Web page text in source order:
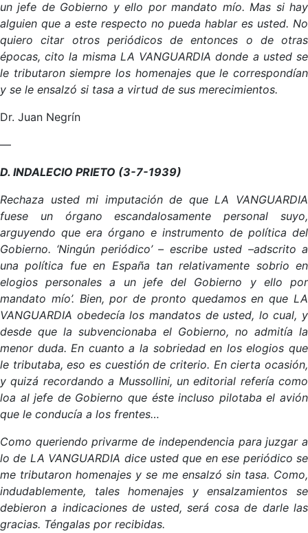
un jefe de Gobierno y ello por mandato mío. Mas si hay
alguien que a este respecto no pueda hablar es usted. No
quiero citar otros periódicos de entonces o de otras
épocas, cito la misma LA VANGUARDIA donde a usted se
le tributaron siempre los homenajes que le correspondían
y se le ensalzó si tasa a virtud de sus merecimientos.
Dr. Juan Negrín
—
D. INDALECIO PRIETO (3-7-1939)
Rechaza usted mi imputación de que LA VANGUARDIA
fuese un órgano escandalosamente personal suyo,
arguyendo que era órgano e instrumento de política del
Gobierno. ‘Ningún periódico’ – escribe usted –adscrito a
una política fue en España tan relativamente sobrio en
elogios personales a un jefe del Gobierno y ello por
mandato mío’. Bien, por de pronto quedamos en que LA
VANGUARDIA obedecía los mandatos de usted, lo cual, y
desde que la subvencionaba el Gobierno, no admitía la
menor duda. En cuanto a la sobriedad en los elogios que
le tributaba, eso es cuestión de criterio. En cierta ocasión,
y quizá recordando a Mussollini, un editorial refería como
loa al jefe de Gobierno que éste incluso pilotaba el avión
que le conducía a los frentes…
Como queriendo privarme de independencia para juzgar a
lo de LA VANGUARDIA dice usted que en ese periódico se
me tributaron homenajes y se me ensalzó sin tasa. Como,
indudablemente, tales homenajes y ensalzamientos se
debieron a indicaciones de usted, será cosa de darle las
gracias. Téngalas por recibidas.